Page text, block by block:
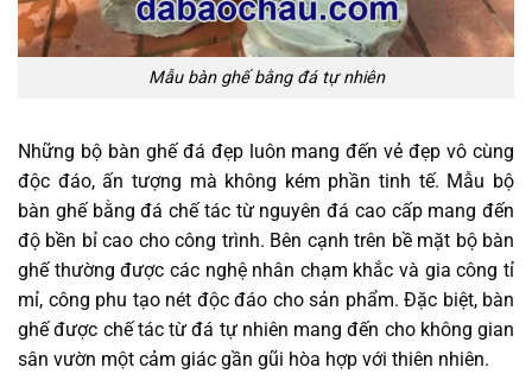
Mẫu bàn ghế bằng đá tự nhiên
Những bộ bàn ghế đá đẹp luôn mang đến vẻ đẹp vô cùng
độc đáo, ấn tượng mà không kém phần tinh tế. Mẫu bộ
bàn ghế bằng đá chế tác từ nguyên đá cao cấp mang đến
độ bền bỉ cao cho công trình. Bên cạnh trên bề mặt bộ bàn
ghế thường được các nghệ nhân chạm khắc và gia công tỉ
mỉ, công phu tạo nét độc đáo cho sản phẩm. Đặc biệt, bàn
ghế được chế tác từ đá tự nhiên mang đến cho không gian
sân vườn một cảm giác gần gũi hòa hợp với thiên nhiên.